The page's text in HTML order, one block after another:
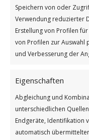
Speichern von oder
Verwendung reduzierter
Erstellung von Profilen
von Profilen zur Auswahl
und Verbesserung der
Eigenschaften
Abgleichung und
unterschiedlichen
Endgeräte, Identifikation
automatisch
Vielleicht
Zeiten